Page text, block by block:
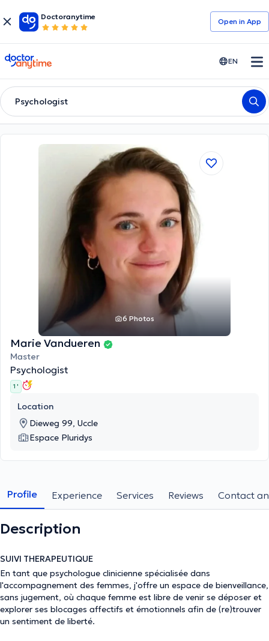
Doctoranytime
Open in Αpp
doctoranytime EN
Psychologist
6 Photos
Marie Vandueren
Master
Psychologist
1 '
Location
Dieweg 99, Uccle
Espace Pluridys
Profile Experience Services Reviews Contact
Description
SUIVI THERAPEUTIQUE
En tant que psychologue clinicienne spécialisée dans
l'accompagnement des femmes, j'offre un espace de bienveillance,
sans jugement, où chaque femme est libre de venir se déposer et
explorer ses blocages affectifs et émotionnels afin de (re)trouver
un sentiment de liberté.